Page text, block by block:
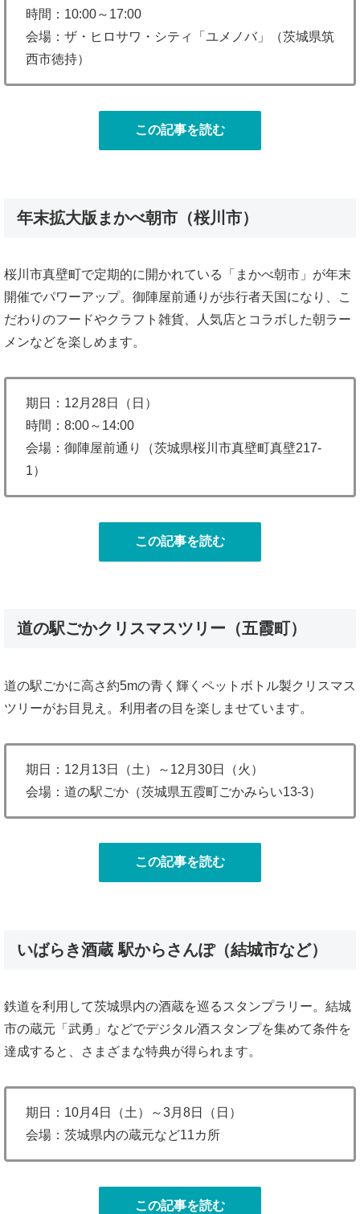
時間：10:00～17:00
会場：ザ・ヒロサワ・シティ「ユメノバ」（茨城県筑
西市徳持）
この記事を読む
年末拡大版まかべ朝市（桜川市）
桜川市真壁町で定期的に開かれている「まかべ朝市」が年末
開催でパワーアップ。御陣屋前通りが歩行者天国になり、こ
だわりのフードやクラフト雑貨、人気店とコラボした朝ラー
メンなどを楽しめます。
期日：12月28日（日）
時間：8:00～14:00
会場：御陣屋前通り（茨城県桜川市真壁町真壁217-
1）
この記事を読む
道の駅ごかクリスマスツリー（五霞町）
道の駅ごかに高さ約5mの青く輝くペットボトル製クリスマス
ツリーがお目見え。利用者の目を楽しませています。
期日：12月13日（土）～12月30日（火）
会場：道の駅ごか（茨城県五霞町ごかみらい13-3）
この記事を読む
いばらき酒蔵 駅からさんぽ（結城市など）
鉄道を利用して茨城県内の酒蔵を巡るスタンプラリー。結城
市の蔵元「武勇」などでデジタル酒スタンプを集めて条件を
達成すると、さまざまな特典が得られます。
期日：10月4日（土）～3月8日（日）
会場：茨城県内の蔵元など11カ所
この記事を読む